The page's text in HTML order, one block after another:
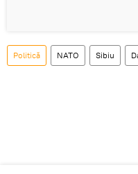
Politică NATO Sibiu